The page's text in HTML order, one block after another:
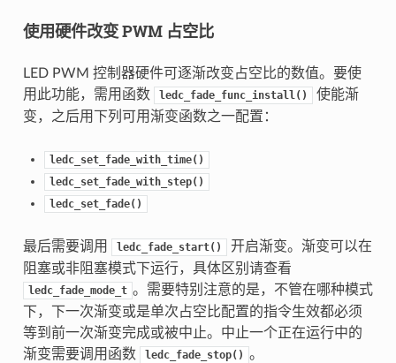
使用硬件改变 PWM 占空比
LED PWM 控制器硬件可逐渐改变占空比的数值。要使
用此功能，需用函数
ledc_fade_func_install()
使能渐
变，之后用下列可用渐变函数之一配置：
ledc_set_fade_with_time()
ledc_set_fade_with_step()
ledc_set_fade()
最后需要调用 ledc_fade_start()
开启渐变。渐变可以在
阻塞或非阻塞模式下运行，具体区别请查看
ledc_fade_mode_t 。需要特别注意的是，不管在哪种模式
下，下一次渐变或是单次占空比配置的指令生效都必须
等到前一次渐变完成或被中止。中止一个正在运行中的
渐变需要调用函数
ledc_fade_stop() 。